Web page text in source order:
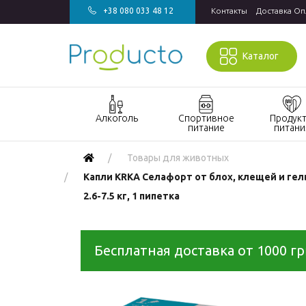
+38 080 033 48 12 Контакты Доставка
Каталог
Алкоголь
Акции алкоголь
Виски
Джин
Спортивное
питание
питание
Бады и
спорта
Гейнеры
Протеин
Продукты
быстрого
Товары для животных
Капли KRKA Селафорт от блох, клещей и
2.6-7.5 кг, 1 пипетка
Бесплатная доставка от 1000